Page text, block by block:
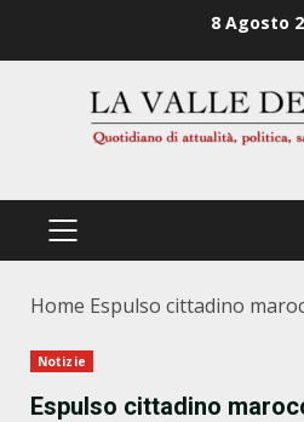
8 Agosto
PRIMÄRES
Home Espulso cittadino
Notizie
Espulso cittadino